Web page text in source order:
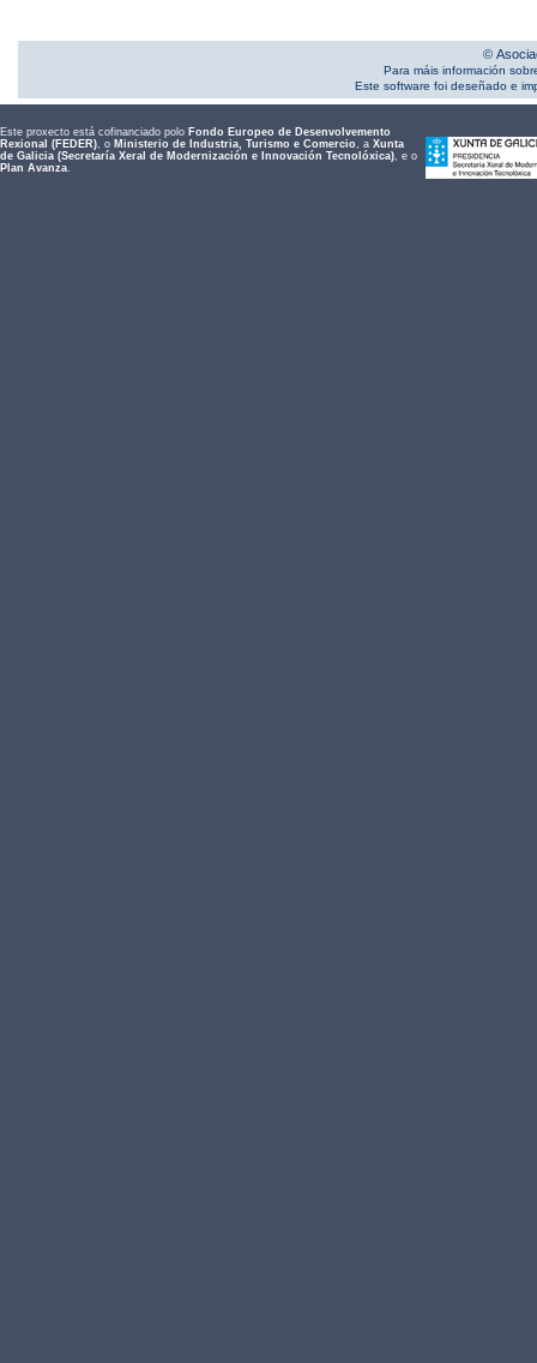
©
Para máis información
Este software foi deseñado e
Este proxecto está cofinanciado polo Fondo Europeo de Desenvolvemento
Rexional (FEDER), o Ministerio de Industria, Turismo e Comercio, a Xunta
de Galicia (Secretaría Xeral de Modernización e Innovación Tecnolóxica), e o
Plan Avanza.